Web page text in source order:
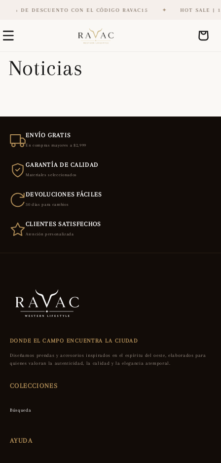
directamente
al contenido
DE DESCUENTO CON EL CÓDIGO RAVAC15 HOT SALE |
Carrito
Noticias
ENVÍO GRATIS
En compras mayores a $2,999
GARANTÍA DE CALIDAD
Materiales seleccionados
DEVOLUCIONES FÁCILES
30 días para cambios
CLIENTES SATISFECHOS
Atención personalizada
DONDE EL CAMPO ENCUENTRA LA CIUDAD
Diseñamos prendas y accesorios inspirados en el espíritu del oeste, elaborados para
quienes valoran la autenticidad, la calidad y la elegancia atemporal.
COLECCIONES
Búsqueda
AYUDA